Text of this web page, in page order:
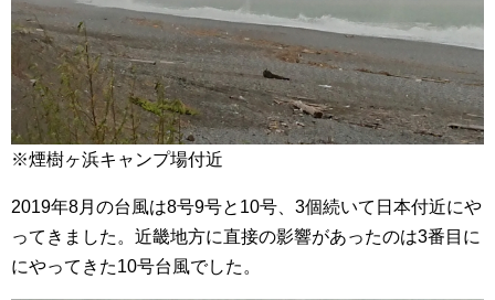
※煙樹ヶ浜キャンプ場付近
2019年8月の台風は8号9号と10号、3個続いて日本付近にや
ってきました。近畿地方に直接の影響があったのは3番目に
にやってきた10号台風でした。